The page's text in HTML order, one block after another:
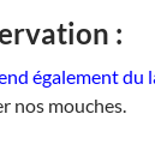
:
également du
nos mouches.